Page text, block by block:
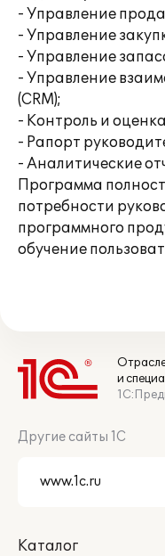
- Управление
- Управление
- Управление
- Управление
(CRM);
- Контроль и
- Рапорт
- Аналитические
Программа
потребности
программного
обучение
и
Другие сайты 1С
Каталог